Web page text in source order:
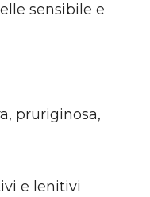
sensibile e
pruriginosa,
e lenitivi